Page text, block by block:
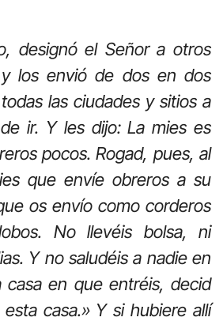
designó el Señor a otros
los envió de dos en dos
las ciudades y sitios a
ir. Y les dijo: La mies es
pocos. Rogad, pues, al
que envíe obreros a su
os envío como corderos
No llevéis bolsa, ni
Y no saludéis a nadie en
casa en que entréis, decid
casa.» Y si hubiere allí